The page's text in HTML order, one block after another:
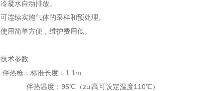
冷凝水自动排放。
可连续实施气体的采样和预处理。
使用简单方便，维护费用低。
技术参数
伴热枪：标准长度：1.1m
伴热温度：95℃（zui高可设定温度110℃）